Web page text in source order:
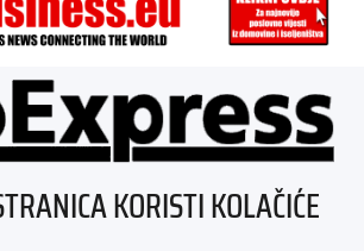
ÜBER UNS
IMPRESSUMKORISTI KOLAČIĆE